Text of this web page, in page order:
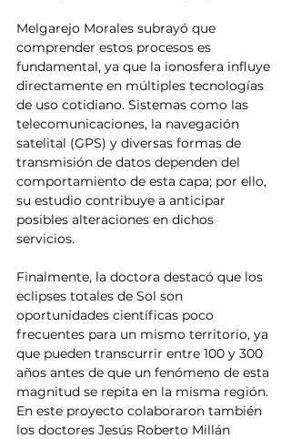
Melgarejo Morales subrayó que
comprender estos procesos es
fundamental, ya que la ionosfera influye
directamente en múltiples tecnologías
de uso cotidiano. Sistemas como las
telecomunicaciones, la navegación
satelital (GPS) y diversas formas de
transmisión de datos dependen del
comportamiento de esta capa; por ello,
su estudio contribuye a anticipar
posibles alteraciones en dichos
servicios.
Finalmente, la doctora destacó que los
eclipses totales de Sol son
oportunidades científicas poco
frecuentes para un mismo territorio, ya
que pueden transcurrir entre 100 y 300
años antes de que un fenómeno de esta
magnitud se repita en la misma región.
En este proyecto colaboraron también
los doctores Jesús Roberto Millán